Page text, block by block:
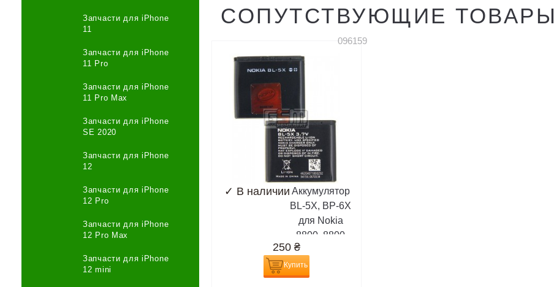
Запчасти для iPhone
11
Запчасти для iPhone
11 Pro
Запчасти для iPhone
11 Pro Max
Запчасти для iPhone
SE 2020
Запчасти для iPhone
12
Запчасти для iPhone
12 Pro
Запчасти для iPhone
12 Pro Max
Запчасти для iPhone
12 mini
СОПУТСТВУЮЩИЕ ТОВАРЫ
096159
✓ В наличии Аккумулятор
BL-5X, BP-6X
для Nokia
8800, 8800
Sirocco, Li-
ion, 3,7 В,
700 мАч
250 ₴
Купить